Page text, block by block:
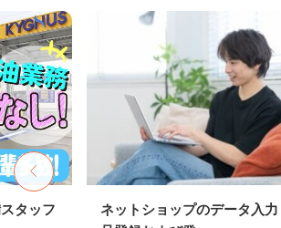
タッフ
ネットショップのデータ入